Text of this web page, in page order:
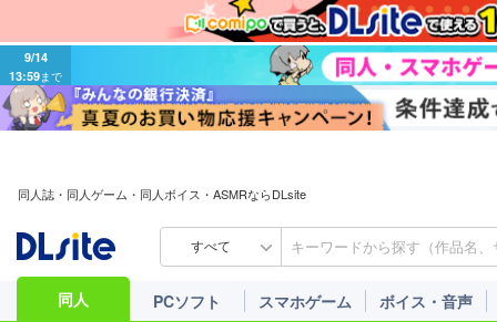
9/14
13:59まで
同人誌・同人ゲーム・同人ボイス・ASMRならDLsite
すべて
同人 PCソフト スマホゲーム ボイス・音声